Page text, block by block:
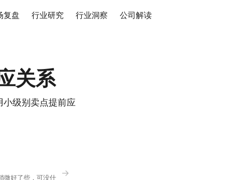
复盘 行业研究 行业洞察 公司解读
关系
级别卖点提前应
微好了些，可没什
→